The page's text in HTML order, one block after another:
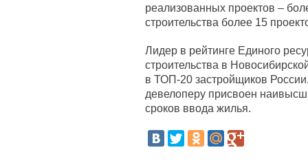
реализованных проектов –
строительства более 15
Лидер в рейтинге Единого
строительства в
в ТОП-20 застройщиков
девелоперу присвоен
сроков ввода жилья.